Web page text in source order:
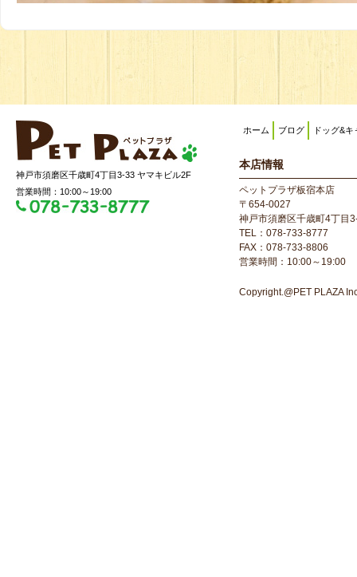
神戸市須磨区千歳町4丁目3-33 ヤマキビル2F
営業時間：10:00～19:00
ホーム ブログ ドッグ&キ
本店情報
ペットプラザ板宿本店
〒654-0027
神戸市須磨区千歳町4丁目
TEL：078-733-8777
FAX：078-733-8806
営業時間：10:00～19:00
Copyright.@PET PLAZA